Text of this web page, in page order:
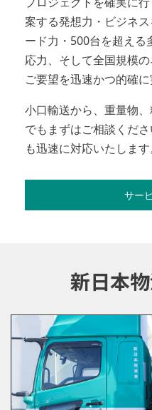
案する発想力・ビジネ
ード力・500台を超え
応力、そして全国規模
ご要望を迅速かつ的確に
小口輸送から、重量物
でもまずはご相談くだ
も迅速に対応いたします
サー
新日本